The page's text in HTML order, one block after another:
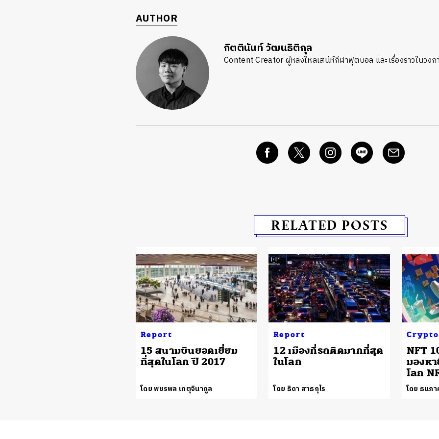
AUTHOR
กิตตินันท์ วัฒนธิติกุล
Content Creator ผู้หลงใหลเสน่ห์กีฬาฟุตบอล และเรื่องราวในวง
RELATED POSTS
Report
15 สนามบินยอดเยี่ยม
ที่สุดในโลก ปี 2017
โดย พชรพล เกตุจินากูล
Report
12 เมืองที่รถติดมากที่สุด
ในโลก
โดย ธิดา สาธกุไร
NFT
มองห
โลก
โดย ธนภ